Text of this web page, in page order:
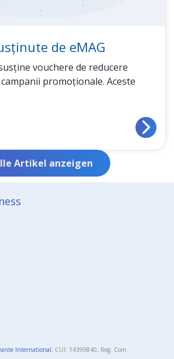
de eMAG
vouchere de reducere
promoționale. Aceste
Artikel anzeigen
International, CUI: 14399840, Reg. Com.